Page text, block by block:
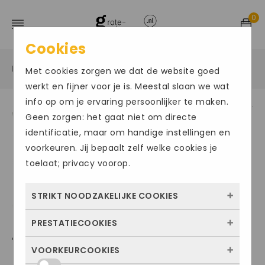
0
Home / Grote maten sportschoenen / Sneakers
ADIDAS499
Cookies
Met cookies zorgen we dat de website goed
werkt en fijner voor je is. Meestal slaan we wat
info op om je ervaring persoonlijker te maken.
Geen zorgen: het gaat niet om directe
identificatie, maar om handige instellingen en
voorkeuren. Jij bepaalt zelf welke cookies je
toelaat; privacy voorop.
STRIKT NOODZAKELIJKE COOKIES
Deze cookies zorgen ervoor dat de website
kunnen niet worden uitgezet. Meestal
PRESTATIECOOKIES
Met deze cookies zien we hoe vaak onze
VOORKEURCOOKIES